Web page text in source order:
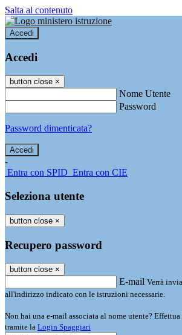
Salta al contenuto
Accedi
Accedi
button close ×
Nome Utente
Password
Password dimenticata?
-
Entra con SPID Entra con CIE
Seleziona utente
button close ×
Recupero password
button close ×
E-mail Verrà
all'indirizzo indicato con le istruzioni necessarie.
Non hai una e-mail associata al nome utente?
tramite la Login Spaggiari